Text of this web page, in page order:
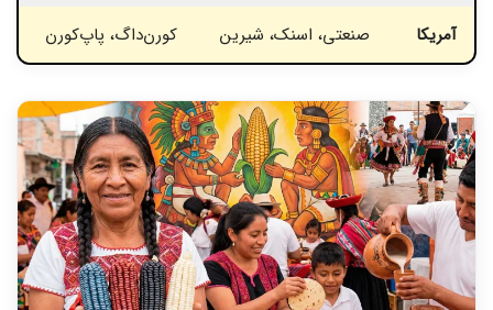
آمریکا صنعتی، اسنک، شیرین کورن‌داگ، پاپ‌کورن